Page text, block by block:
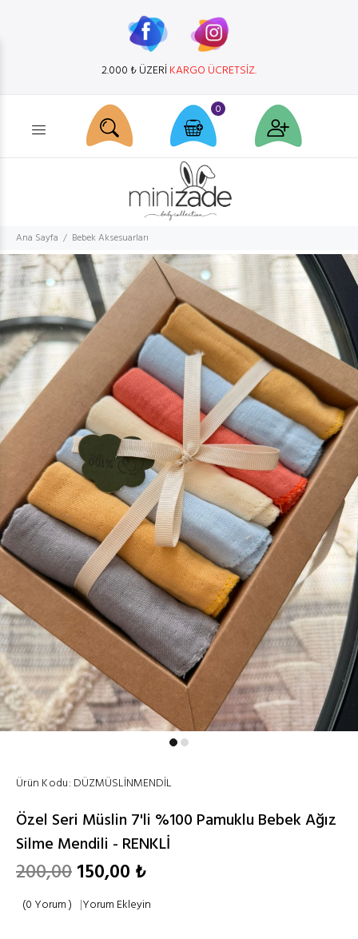
2.000 ₺ ÜZERİKARGO ÜCRETSİZ.
Ürün arama... 0
Ana Sayfa Bebek Aksesuarları
Ürün Kodu: DÜZMÜSLİNMENDİL
Özel Seri Müslin 7'li %100 Pamuklu Bebek Ağız
Silme Mendili - RENKLİ
200,00150,00 ₺
(0 Yorum ) |Yorum Ekleyin